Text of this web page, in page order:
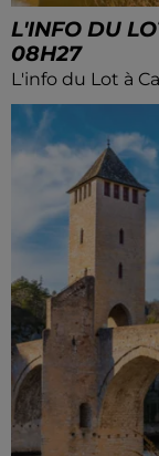
L'INFO DU
08H27
L'info du Lot à